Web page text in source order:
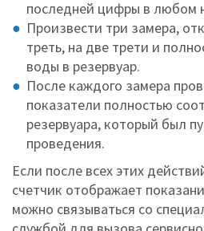
последней цифры в любом
Произвести три замера,
треть, на две трети и
воды в резервуар.
После каждого замера
показатели полностью
резервуара, который был
проведения.
Если после всех этих
счетчик отображает
можно связываться со